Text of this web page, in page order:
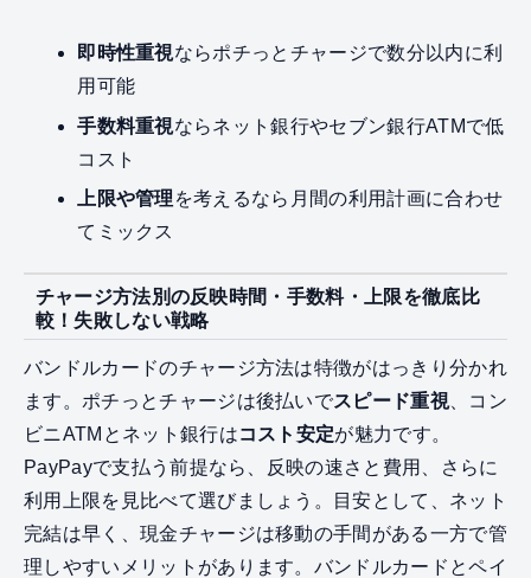
即時性重視ならポチっとチャージで数分以内に利
用可能
手数料重視ならネット銀行やセブン銀行ATMで低
コスト
上限や管理 を考えるなら月間の利用計画に合わせ
てミックス
チャージ方法別の反映時間・手数料・上限を徹底比
較！失敗しない戦略
バンドルカードのチャージ方法は特徴がはっきり分かれ
ます。ポチっとチャージは後払いでスピード重視、コン
ビニATMとネット銀行はコスト安定が魅力です。
PayPayで支払う前提なら、反映の速さと費用、さらに
利用上限を見比べて選びましょう。目安として、ネット
完結は早く、現金チャージは移動の手間がある一方で管
理しやすいメリットがあります。バンドルカードとペイ